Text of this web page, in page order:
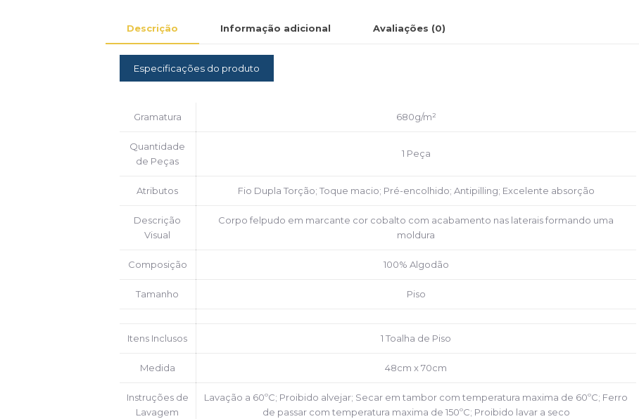
Descrição Informação adicional Avaliações (0)
Especificações do produto
Gramatura 680g/m²
Quantidade
de Peças
1 Peça
Atributos Fio Dupla Torção; Toque macio; Pré-encolhido; Antipilling; Excelente absorção
Descrição
Visual
Corpo felpudo em marcante cor cobalto com acabamento nas laterais formando uma
moldura
Composição 100% Algodão
Tamanho Piso
Itens Inclusos 1 Toalha de Piso
Medida 48cm x 70cm
Instruções de
Lavagem
Lavação a 60ºC; Proibido alvejar; Secar em tambor com temperatura maxima de 60ºC; Ferro
de passar com temperatura maxima de 150ºC; Proibido lavar a seco